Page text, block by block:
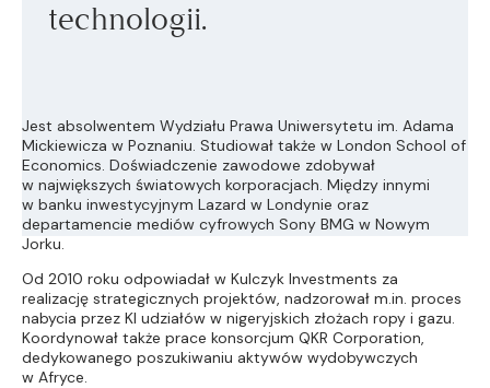
technologii.
Jest absolwentem Wydziału Prawa Uniwersytetu im. Adama
Mickiewicza w Poznaniu. Studiował także w London School of
Economics. Doświadczenie zawodowe zdobywał
w największych światowych korporacjach. Między innymi
w banku inwestycyjnym Lazard w Londynie oraz
departamencie mediów cyfrowych Sony BMG w Nowym
Jorku.
Od 2010 roku odpowiadał w Kulczyk Investments za
realizację strategicznych projektów, nadzorował m.in. proces
nabycia przez KI udziałów w nigeryjskich złożach ropy i gazu.
Koordynował także prace konsorcjum QKR Corporation,
dedykowanego poszukiwaniu aktywów wydobywczych
w Afryce.